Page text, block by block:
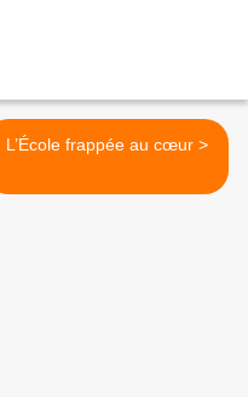
L’École frappée au cœur >